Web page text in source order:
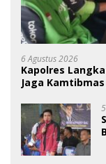
6 Agustus 2026
Kapolres
Jaga Kamtibmas